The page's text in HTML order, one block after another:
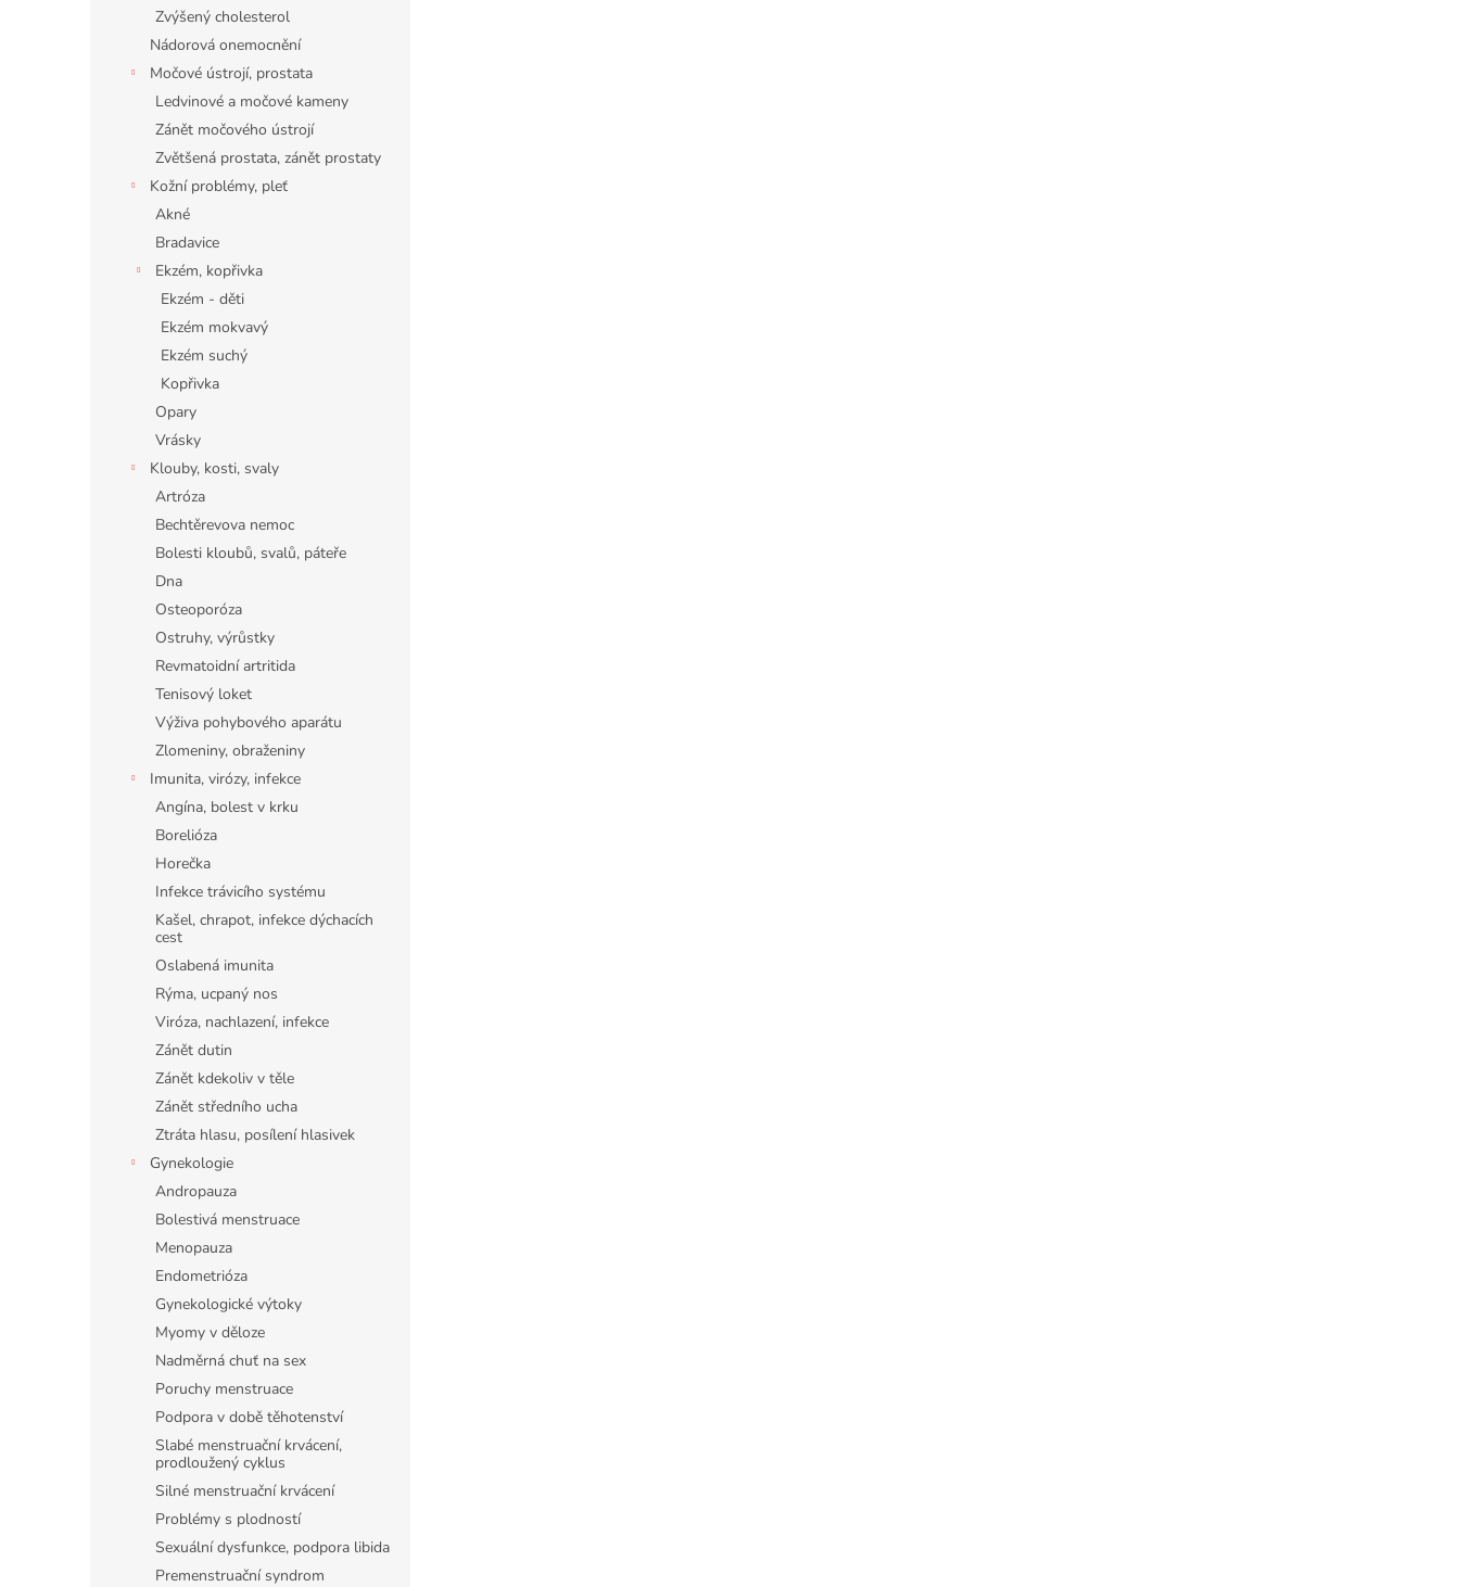
Zvýšený cholesterol
Nádorová onemocnění
Močové ústrojí, prostata
Ledvinové a močové kameny
Zánět močového ústrojí
Zvětšená prostata, zánět prostaty
Kožní problémy, pleť
Akné
Bradavice
Ekzém, kopřivka
Ekzém - děti
Ekzém mokvavý
Ekzém suchý
Kopřivka
Opary
Vrásky
Klouby, kosti, svaly
Artróza
Bechtěrevova nemoc
Bolesti kloubů, svalů, páteře
Dna
Osteoporóza
Ostruhy, výrůstky
Revmatoidní artritida
Tenisový loket
Výživa pohybového aparátu
Zlomeniny, obraženiny
Imunita, virózy, infekce
Angína, bolest v krku
Borelióza
Horečka
Infekce trávicího systému
Kašel, chrapot, infekce dýchacích
cest
Oslabená imunita
Rýma, ucpaný nos
Viróza, nachlazení, infekce
Zánět dutin
Zánět kdekoliv v těle
Zánět středního ucha
Ztráta hlasu, posílení hlasivek
Gynekologie
Andropauza
Bolestivá menstruace
Menopauza
Endometrióza
Gynekologické výtoky
Myomy v děloze
Nadměrná chuť na sex
Poruchy menstruace
Podpora v době těhotenství
Slabé menstruační krvácení,
prodloužený cyklus
Silné menstruační krvácení
Problémy s plodností
Sexuální dysfunkce, podpora libida
Premenstruační syndrom